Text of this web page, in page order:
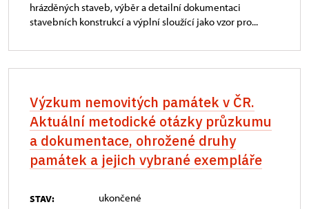
hrázděných staveb, výběr a detailní dokumentaci
stavebních konstrukcí a výplní sloužící jako vzor pro...
Výzkum nemovitých památek v ČR.
Aktuální metodické otázky průzkumu
a dokumentace, ohrožené druhy
památek a jejich vybrané exempláře
STAV: ukončené